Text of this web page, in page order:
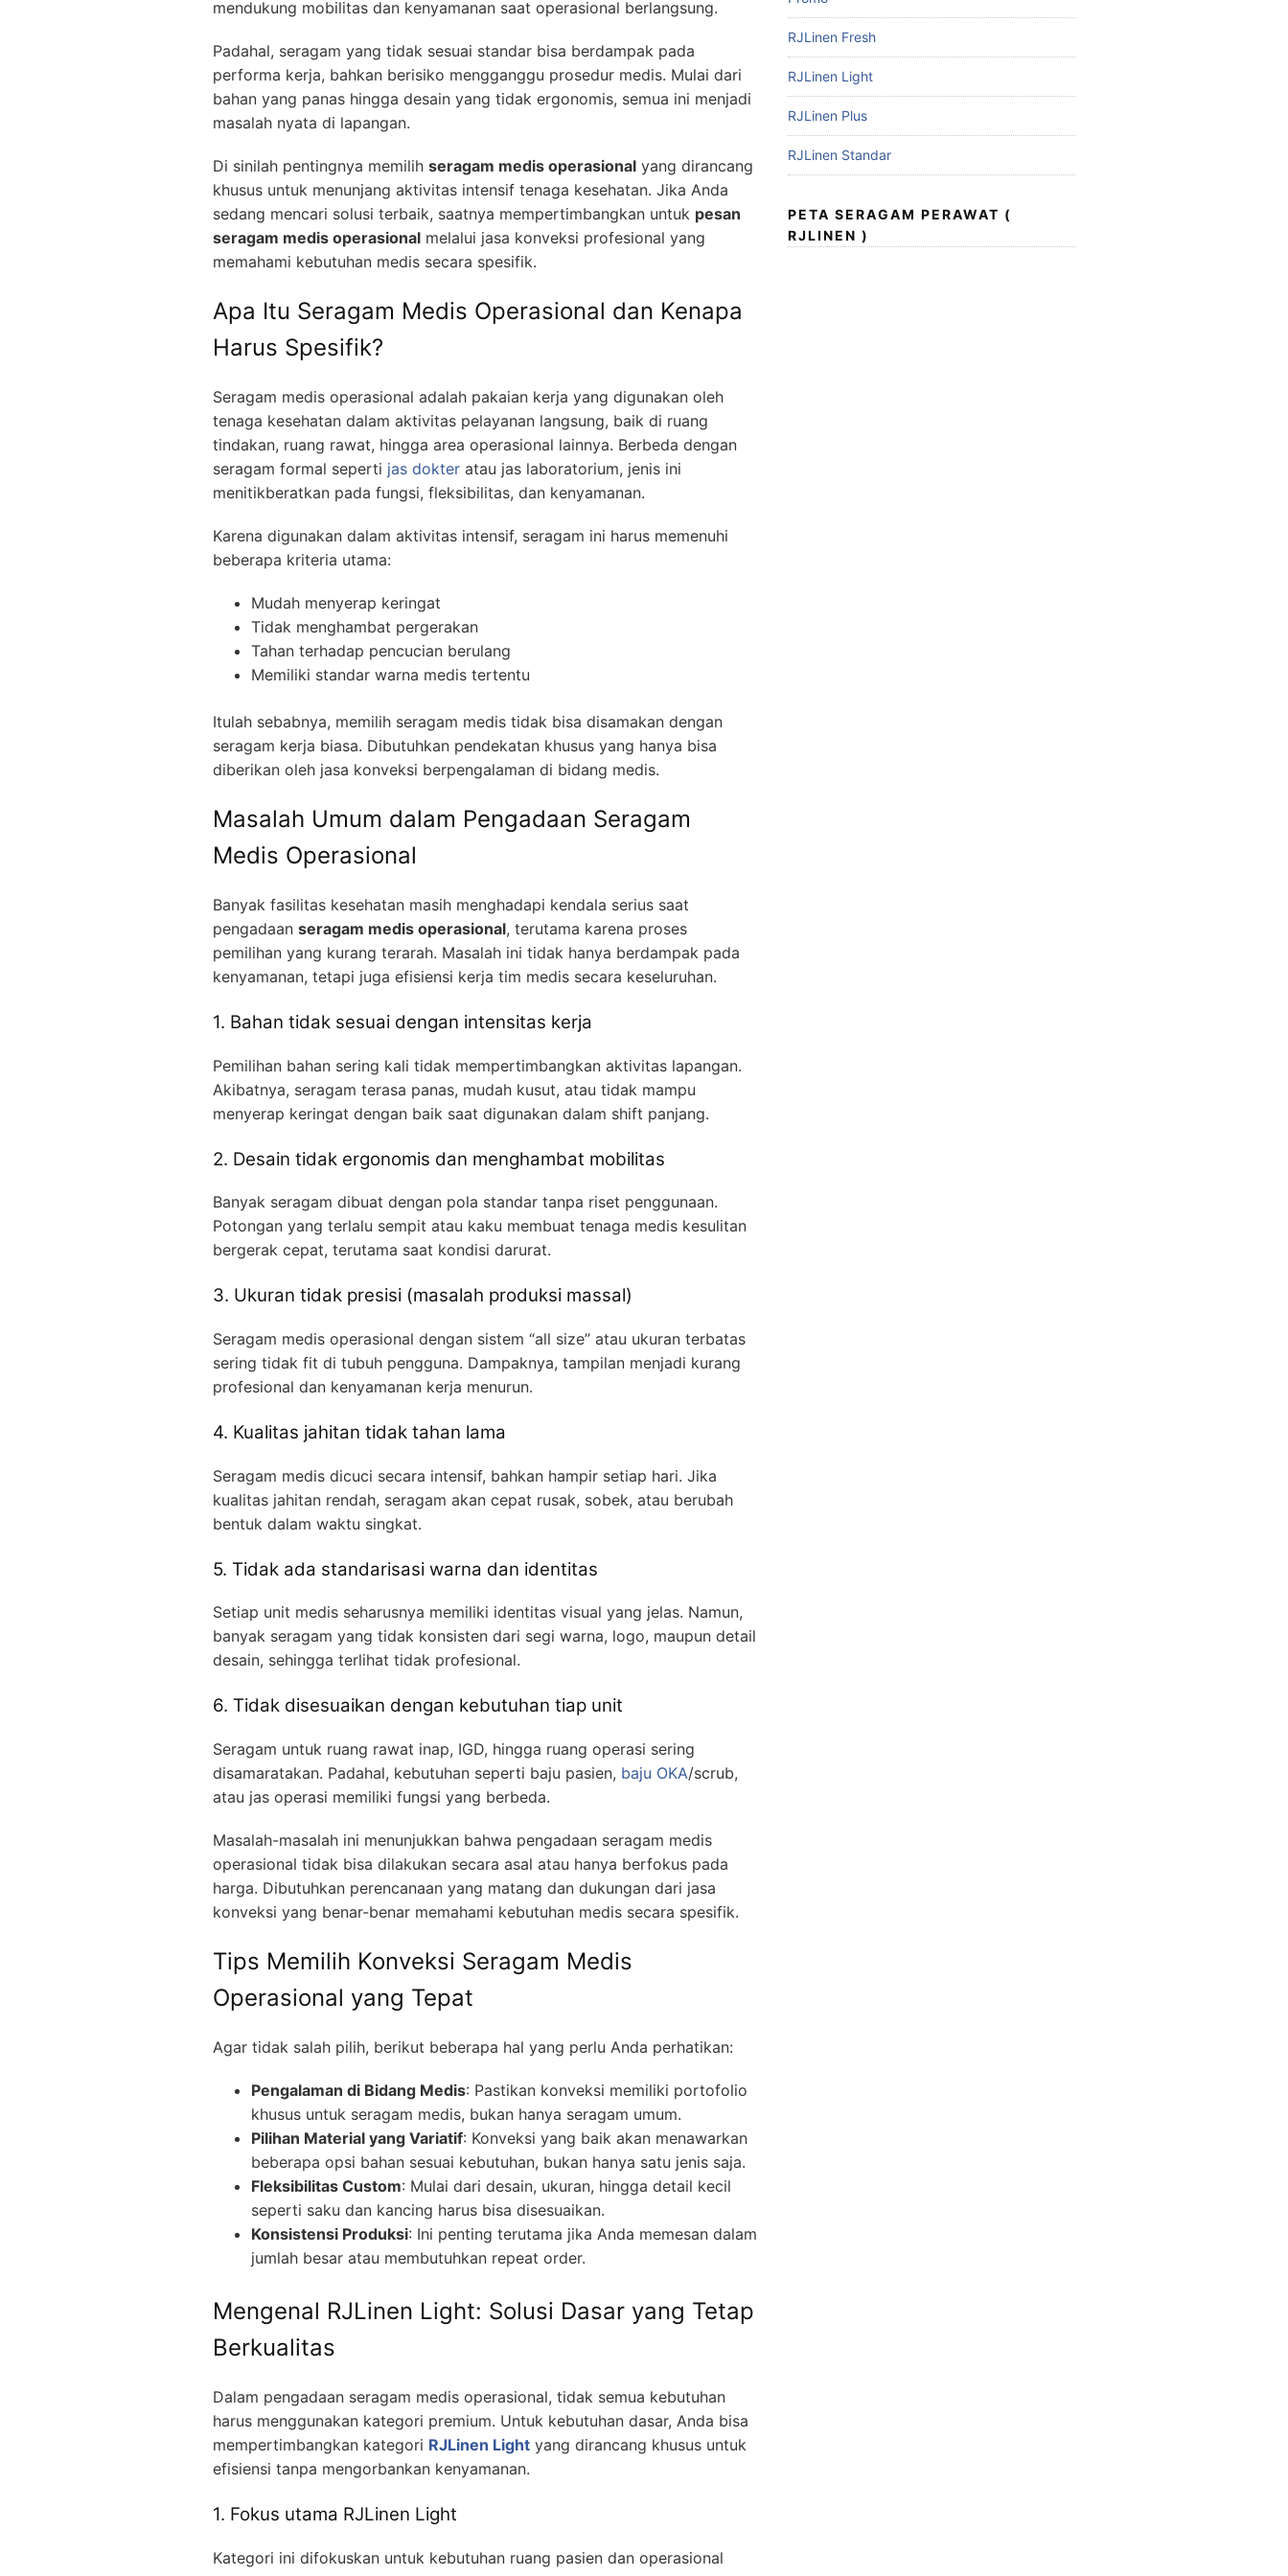
mendukung mobilitas dan kenyamanan saat operasional berlangsung.
Padahal, seragam yang tidak sesuai standar bisa berdampak pada
performa kerja, bahkan berisiko mengganggu prosedur medis. Mulai dari
bahan yang panas hingga desain yang tidak ergonomis, semua ini menjadi
masalah nyata di lapangan.
Di sinilah pentingnya memilih seragam medis operasional yang dirancang
khusus untuk menunjang aktivitas intensif tenaga kesehatan. Jika Anda
sedang mencari solusi terbaik, saatnya mempertimbangkan untuk pesan
seragam medis operasional melalui jasa konveksi profesional yang
memahami kebutuhan medis secara spesifik.
Apa Itu Seragam Medis Operasional dan Kenapa
Harus Spesifik?
Seragam medis operasional adalah pakaian kerja yang digunakan oleh
tenaga kesehatan dalam aktivitas pelayanan langsung, baik di ruang
tindakan, ruang rawat, hingga area operasional lainnya. Berbeda dengan
seragam formal seperti jas dokter atau jas laboratorium, jenis ini
menitikberatkan pada fungsi, fleksibilitas, dan kenyamanan.
Karena digunakan dalam aktivitas intensif, seragam ini harus memenuhi
beberapa kriteria utama:
Mudah menyerap keringat
Tidak menghambat pergerakan
Tahan terhadap pencucian berulang
Memiliki standar warna medis tertentu
Itulah sebabnya, memilih seragam medis tidak bisa disamakan dengan
seragam kerja biasa. Dibutuhkan pendekatan khusus yang hanya bisa
diberikan oleh jasa konveksi berpengalaman di bidang medis.
Masalah Umum dalam Pengadaan Seragam
Medis Operasional
Banyak fasilitas kesehatan masih menghadapi kendala serius saat
pengadaan seragam medis operasional, terutama karena proses
pemilihan yang kurang terarah. Masalah ini tidak hanya berdampak pada
kenyamanan, tetapi juga efisiensi kerja tim medis secara keseluruhan.
1. Bahan tidak sesuai dengan intensitas kerja
Pemilihan bahan sering kali tidak mempertimbangkan aktivitas lapangan.
Akibatnya, seragam terasa panas, mudah kusut, atau tidak mampu
menyerap keringat dengan baik saat digunakan dalam shift panjang.
2. Desain tidak ergonomis dan menghambat mobilitas
Banyak seragam dibuat dengan pola standar tanpa riset penggunaan.
Potongan yang terlalu sempit atau kaku membuat tenaga medis kesulitan
bergerak cepat, terutama saat kondisi darurat.
3. Ukuran tidak presisi (masalah produksi massal)
Seragam medis operasional dengan sistem “all size” atau ukuran terbatas
sering tidak fit di tubuh pengguna. Dampaknya, tampilan menjadi kurang
profesional dan kenyamanan kerja menurun.
4. Kualitas jahitan tidak tahan lama
Seragam medis dicuci secara intensif, bahkan hampir setiap hari. Jika
kualitas jahitan rendah, seragam akan cepat rusak, sobek, atau berubah
bentuk dalam waktu singkat.
5. Tidak ada standarisasi warna dan identitas
Setiap unit medis seharusnya memiliki identitas visual yang jelas. Namun,
banyak seragam yang tidak konsisten dari segi warna, logo, maupun detail
desain, sehingga terlihat tidak profesional.
6. Tidak disesuaikan dengan kebutuhan tiap unit
Seragam untuk ruang rawat inap, IGD, hingga ruang operasi sering
disamaratakan. Padahal, kebutuhan seperti baju pasien, baju OKA/scrub,
atau jas operasi memiliki fungsi yang berbeda.
Masalah-masalah ini menunjukkan bahwa pengadaan seragam medis
operasional tidak bisa dilakukan secara asal atau hanya berfokus pada
harga. Dibutuhkan perencanaan yang matang dan dukungan dari jasa
konveksi yang benar-benar memahami kebutuhan medis secara spesifik.
Tips Memilih Konveksi Seragam Medis
Operasional yang Tepat
Agar tidak salah pilih, berikut beberapa hal yang perlu Anda perhatikan:
Pengalaman di Bidang Medis: Pastikan konveksi memiliki portofolio
khusus untuk seragam medis, bukan hanya seragam umum.
Pilihan Material yang Variatif: Konveksi yang baik akan menawarkan
beberapa opsi bahan sesuai kebutuhan, bukan hanya satu jenis saja.
Fleksibilitas Custom: Mulai dari desain, ukuran, hingga detail kecil
seperti saku dan kancing harus bisa disesuaikan.
Konsistensi Produksi: Ini penting terutama jika Anda memesan dalam
jumlah besar atau membutuhkan repeat order.
Mengenal RJLinen Light: Solusi Dasar yang Tetap
Berkualitas
Dalam pengadaan seragam medis operasional, tidak semua kebutuhan
harus menggunakan kategori premium. Untuk kebutuhan dasar, Anda bisa
mempertimbangkan kategori RJLinen Light yang dirancang khusus untuk
efisiensi tanpa mengorbankan kenyamanan.
1. Fokus utama RJLinen Light
Kategori ini difokuskan untuk kebutuhan ruang pasien dan operasional
RJLinen Fresh
RJLinen Light
RJLinen Plus
RJLinen Standar
PETA SERAGAM PERAWAT (
RJLINEN )